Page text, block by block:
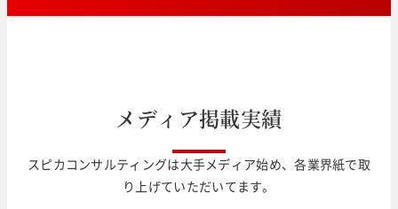
メ ディ ア掲載実績
スピカコンサルティングは大手メディア始め、各業界紙で取
り上げていただいてます。